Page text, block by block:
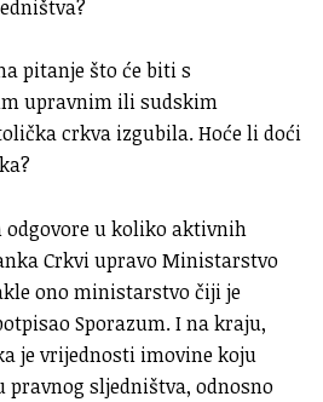
pitanje što će biti s
upravnim ili sudskim
crkva izgubila. Hoće li doći
u koliko aktivnih
Crkvi upravo Ministarstvo
ono ministarstvo čiji je
Sporazum. I na kraju,
je vrijednosti imovine koju
sljedništva, odnosno